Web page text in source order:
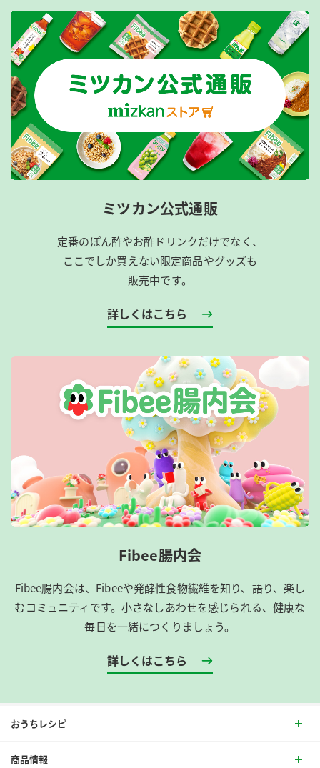
ミツカン公式通販
定番のぽん酢やお酢ドリンクだけでなく、
ここでしか買えない限定商品やグッズも
販売中です。
詳しくはこちら
Fibee腸内会
Fibee腸内会は、​Fibeeや発酵性食物繊維を知り、語り、楽し
むコミュニティです。​小さなしあわせを感じられる、健康な
毎日を一緒につくりましょう。
詳しくはこちら
おうちレシピ
商品情報